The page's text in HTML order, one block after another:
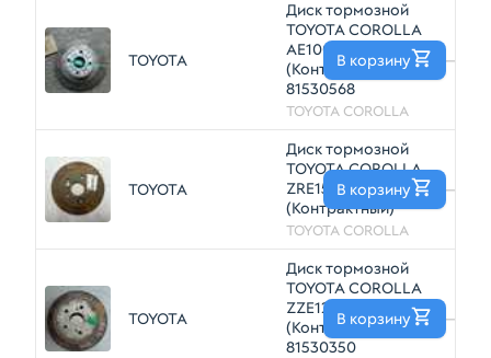
TOYOTA
Диск тормозной
TOYOTA COROLLA
AE100 Зад
(Контрактный)
81530568
TOYOTA COROLLA
—
В корзину
TOYOTA
Диск тормозной
TOYOTA COROLLA
ZRE150 Перед Лев
(Контрактный)
TOYOTA COROLLA
—
В корзину
TOYOTA
Диск тормозной
TOYOTA COROLLA
ZZE124 Зад
(Контрактный)
81530350
—
В корзину